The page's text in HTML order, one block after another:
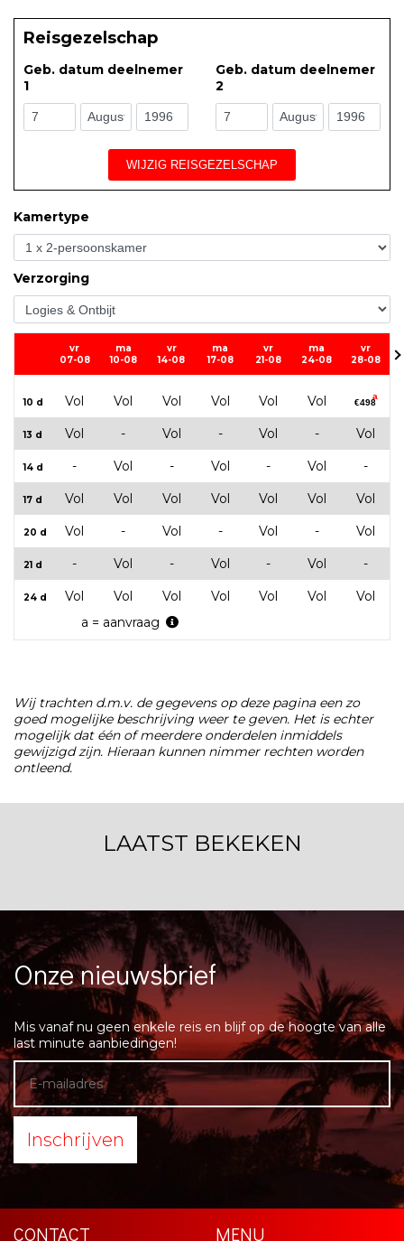
Reisgezelschap
Geb. datum deelnemer
1
Geb. datum deelnemer
2
WIJZIG REISGEZELSCHAP
Kamertype
Verzorging
vr
07-08
ma
10-08
vr
14-08
ma
17-08
vr
21-08
ma
24-08
vr
28-08
10 d Vol Vol Vol Vol Vol Vol €498
a
13 d Vol - Vol - Vol - Vol
14 d - Vol - Vol - Vol -
17 d Vol Vol Vol Vol Vol Vol Vol
20 d Vol - Vol - Vol - Vol
21 d - Vol - Vol - Vol -
24 d Vol Vol Vol Vol Vol Vol
Vol
a = aanvraag
Wij trachten d.m.v. de gegevens op deze pagina een zo
goed mogelijke beschrijving weer te geven. Het is echter
mogelijk dat één of meerdere onderdelen inmiddels
gewijzigd zijn. Hieraan kunnen nimmer rechten worden
ontleend.
LAATST BEKEKEN
Onze nieuwsbrief
Mis vanaf nu geen enkele reis en blijf op de hoogte van alle
last minute aanbiedingen!
Inschrijven
CONTACT MENU